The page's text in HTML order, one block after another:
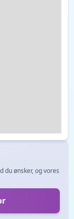
du ønsker, og vores